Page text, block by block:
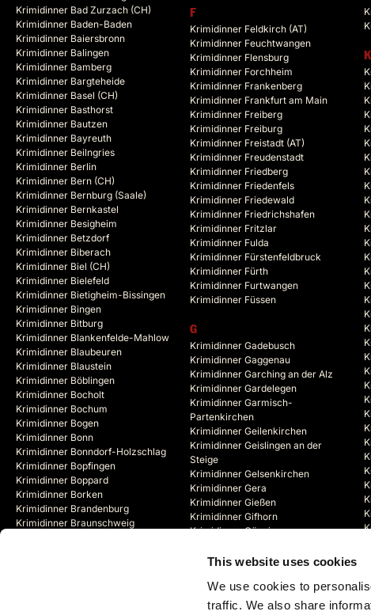
This website uses cookies
We use cookies to
traffic. We also share
Krimidinner Bad Zurzach (CH)
Krimidinner Baden-Baden
Krimidinner Baiersbronn
Krimidinner Balingen
Krimidinner Bamberg
Krimidinner Bargteheide
Krimidinner Basel (CH)
Krimidinner Basthorst
Krimidinner Bautzen
Krimidinner Bayreuth
Krimidinner Beilngries
Krimidinner Berlin
Krimidinner Bern (CH)
Krimidinner Bernburg (Saale)
Krimidinner Bernkastel
Krimidinner Besigheim
Krimidinner Betzdorf
Krimidinner Biberach
Krimidinner Biel (CH)
Krimidinner Bielefeld
Krimidinner Bietigheim-Bissingen
Krimidinner Bingen
Krimidinner Bitburg
Krimidinner Blankenfelde-Mahlow
Krimidinner Blaubeuren
Krimidinner Blaustein
Krimidinner Böblingen
Krimidinner Bocholt
Krimidinner Bochum
Krimidinner Bogen
Krimidinner Bonn
Krimidinner Bonndorf-Holzschlag
Krimidinner Bopfingen
Krimidinner Boppard
Krimidinner Borken
Krimidinner Brandenburg
Krimidinner Braunschweig
F
Krimidinner Feldkirch (AT)
Krimidinner Feuchtwangen
Krimidinner Flensburg
Krimidinner Forchheim
Krimidinner Frankenberg
Krimidinner Frankfurt am Main
Krimidinner Freiberg
Krimidinner Freiburg
Krimidinner Freistadt (AT)
Krimidinner Freudenstadt
Krimidinner Friedberg
Krimidinner Friedenfels
Krimidinner Friedewald
Krimidinner Friedrichshafen
Krimidinner Fritzlar
Krimidinner Fulda
Krimidinner Fürstenfeldbruck
Krimidinner Fürth
Krimidinner Furtwangen
Krimidinner Füssen
G
Krimidinner Gadebusch
Krimidinner Gaggenau
Krimidinner Garching an der Alz
Krimidinner Gardelegen
Krimidinner Garmisch-
Partenkirchen
Krimidinner Geilenkirchen
Krimidinner Geislingen an der
Steige
Krimidinner Gelsenkirchen
Krimidinner Gera
Krimidinner Gießen
Krimidinner Gifhorn
Krimidinner Göppingen
Krimidinner Goslar
Krimidinner Göttingen
K